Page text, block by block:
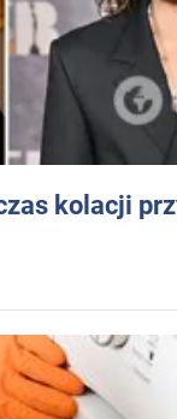
kolacji